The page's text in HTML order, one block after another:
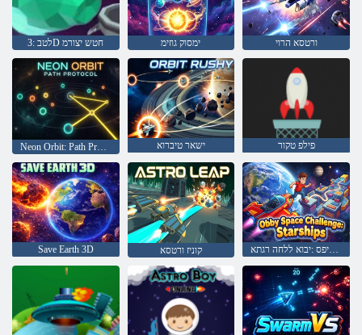
לטב :3D חטש יצורמ ימסוק גוזימ ורטסא הרוי
ישאר טיברוא פילפ טקור
Save Earth 3D קוניז ורטסא םיבכוכ תוניפס :יבוא ללחה רגתא